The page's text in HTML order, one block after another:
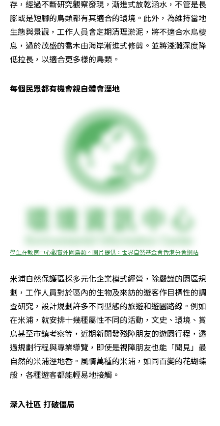
存，經過不斷研究觀察發現，漸進式放乾涵水，不管是長
腳或是短腳的鳥類都有其適合的環境。此外，為維持當地
生態與景觀，工作人員會定期清理淤泥，將不適合水鳥棲
息，過於茂盛的喬木由海岸漸進式修剪。並將淺灘深度降
低拉長，以適合更多樣的鳥類。
每個民眾都有機會親自體會溼地
學生在教育中心觀賞外圍鳥類。圖片提供：世界自然基金會香港分會網站
米浦自然保護區採多元化企業模式經營，除嚴謹的園區規
劃，工作人員對於區內的生物及來訪的遊客作目標性的調
查研究，設計規劃許多不同型態的旅遊和遊園路線。例如
在米浦，就安排十幾種屬性不同的活動，文史、環境、賞
鳥甚至市鎮考察等，近期新開發殘障朋友的遊園行程，透
過規劃行程與專業導覽，即使是視障朋友也能「聞見」最
自然的米浦溼地香。風情萬種的米浦，如同百變的花蝴蝶
般，各種遊客都能輕易地接觸。
深入社區 打破僵局